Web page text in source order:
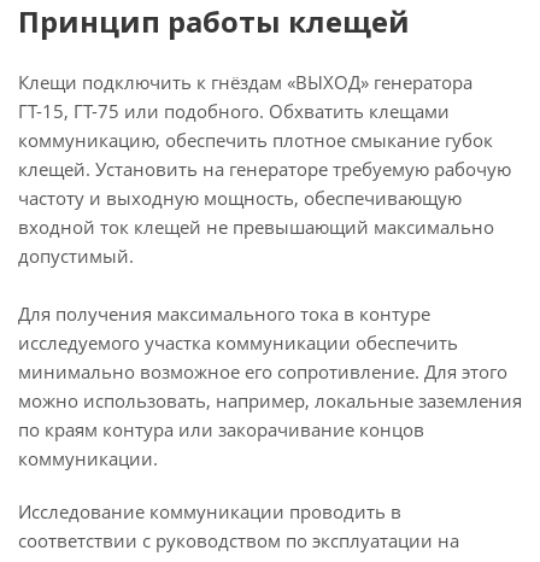
Принцип работы клещей
Клещи подключить к гнёздам «ВЫХОД» генератора
ГТ-15, ГТ-75 или подобного. Обхватить клещами
коммуникацию, обеспечить плотное смыкание губок
клещей. Установить на генераторе требуемую рабочую
частоту и выходную мощность, обеспечивающую
входной ток клещей не превышающий максимально
допустимый.
Для получения максимального тока в контуре
исследуемого участка коммуникации обеспечить
минимально возможное его сопротивление. Для этого
можно использовать, например, локальные заземления
по краям контура или закорачивание концов
коммуникации.
Исследование коммуникации проводить в
соответствии с руководством по эксплуатации на